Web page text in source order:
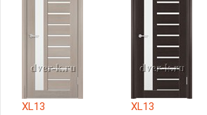
XL13
XL13